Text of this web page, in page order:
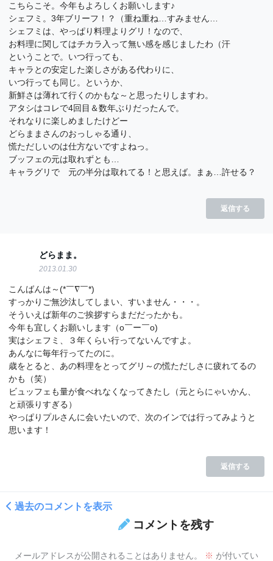
こちらこそ。今年もよろしくお願いします♪
シェフミ。3年ブリーフ！？（重ね重ね…すみません…
シェフミは、やっぱり料理よりグリ！なので、
お料理に関してはチカラ入って無い感を感じましたわ（汗
ということで。いつ行っても、
キャラとの安定した楽しさがある代わりに、
いつ行っても同じ。というか、
新鮮さは薄れて行くのかもな～と思ったりしますわ。
アタシはコレで4回目＆数年ぶりだったんで。
それなりに楽しめましたけどー
どらままさんのおっしゃる通り、
慌ただしいのは仕方ないですよねっ。
ブッフェの元は取れずとも…
キャラグリで 元の半分は取れてる！と思えば。まぁ…許せる？
返信する
どらまま。
2013.01.30
こんばんは～(*￣∇￣*)
すっかりご無沙汰してしまい、すいません・・・。
そういえば新年のご挨拶すらまだだったかも。
今年も宜しくお願いします（o￣ー￣o)
実はシェフミ、３年くらい行ってないんですよ。
あんなに毎年行ってたのに。
歳をとると、あの料理をとってグリ～の慌ただしさに疲れてるの
かも（笑）
ビュッフェも量が食べれなくなってきたし（元とらにゃいかん、
と頑張りすぎる）
やっぱりプルさんに会いたいので、次のインでは行ってみようと
思います！
返信する
過去のコメントを表示
コメントを残す
メールアドレスが公開されることはありません。 ※ が付いてい